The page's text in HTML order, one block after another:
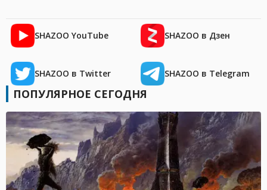
SHAZOO YouTube SHAZOO в Дзен
SHAZOO в Twitter SHAZOO в Telegram
ПОПУЛЯРНОЕ СЕГОДНЯ